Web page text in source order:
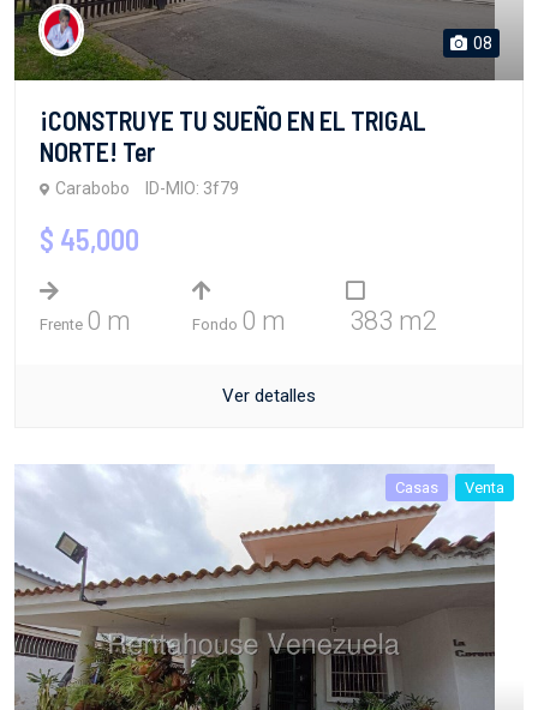
08
¡CONSTRUYE TU SUEÑO EN EL TRIGAL
NORTE! Ter
Carabobo ID-MIO: 3f79
$ 45,000
Frente 0 m Fondo 0 m 383 m2
Ver detalles
Casas Venta